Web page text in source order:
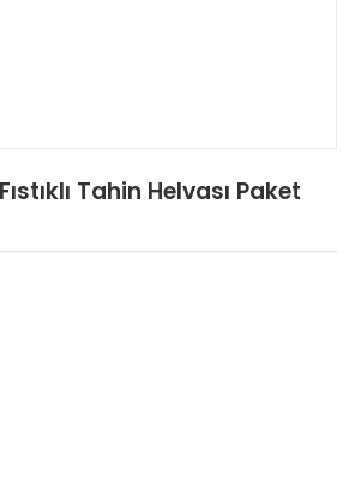
Tahin Helvası Paket